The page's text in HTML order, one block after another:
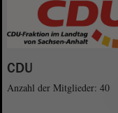
CDU
Anzahl der Mitglieder: 40